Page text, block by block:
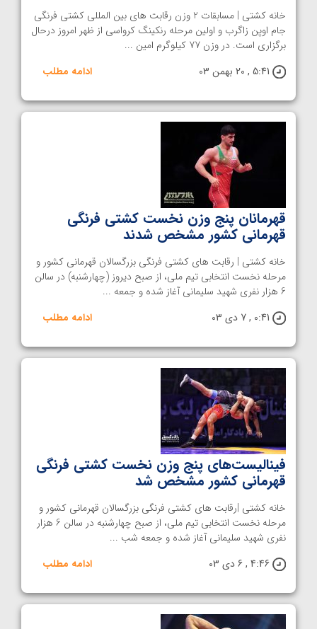
خانه کشتی | مسابقات 2 وزن رقابت های بین المللی کشتی فرنگی
جام اوپن زاگرب و اولین مرحله رنکینگ کرواسی از ظهر امروز درحال
برگزاری است. در وزن 77 کیلوگرم امین ...
5:41 , 20 بهمن 03
ادامه مطلب
قهرمانان پنج وزن نخست کشتی فرنگی
قهرمانی کشور مشخص شدند
خانه کشتی | رقابت های کشتی فرنگی بزرگسالان قهرمانی کشور و
مرحله نخست انتخابی تیم ملی، از صبح دیروز (چهارشنبه) در سالن
6 هزار نفری شهید سلیمانی آغاز شده و جمعه ...
0:41 , 7 دی 03
ادامه مطلب
فینالیست‌های پنج وزن نخست کشتی فرنگی
قهرمانی کشور مشخص شد
خانه کشتی |رقابت های کشتی فرنگی بزرگسالان قهرمانی کشور و
مرحله نخست انتخابی تیم ملی، از صبح چهارشنبه در سالن 6 هزار
نفری شهید سلیمانی آغاز شده و جمعه شب ...
4:46 , 6 دی 03
ادامه مطلب